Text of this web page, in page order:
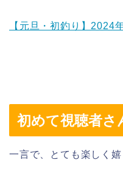
【元旦・初釣り】2024
初めて視聴者さ
一言で、とても楽しく嬉